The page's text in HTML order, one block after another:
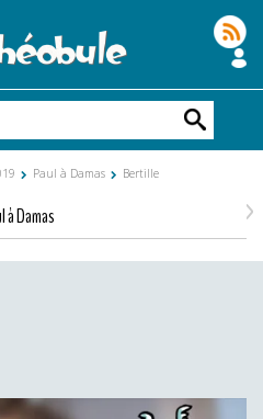
Paul à Damas Bertille
à Damas >